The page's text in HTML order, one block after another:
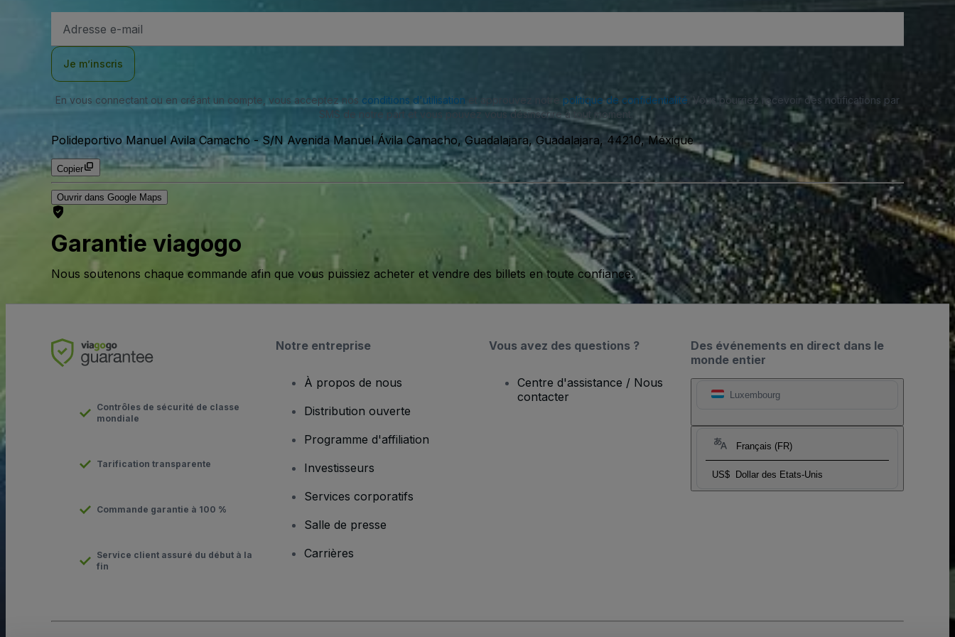
e-
Je m’inscris
En vous connectant ou en créant un compte, vous acceptez nos conditions d'utilisation et approuvez notre politique de confidentialité . Vous pourriez recevoir des notifications par
SMS de notre part et vous pouvez vous désinscrire à tout moment.
Polideportivo Manuel Avila Camacho - S/N Avenida Manuel Ávila Camacho, Guadalajara, Guadalajara, 44210, Méxique
Copier
Ouvrir dans Google Maps
Garantie viagogo
Nous soutenons chaque commande afin que vous puissiez acheter et vendre des billets en toute confiance.
Des événements en direct dans le
monde entier
Luxembourg
Français (FR)
US$ Dollar des Etats-Unis
Contrôles de sécurité de classe
mondiale
Tarification transparente
Commande garantie à 100 %
Service client assuré du début à la
fin
Notre entreprise
À propos de nous
Distribution ouverte
Programme d'affiliation
Investisseurs
Services corporatifs
Salle de presse
Carrières
Vous avez des questions ?
Centre d'assistance / Nous
contacter